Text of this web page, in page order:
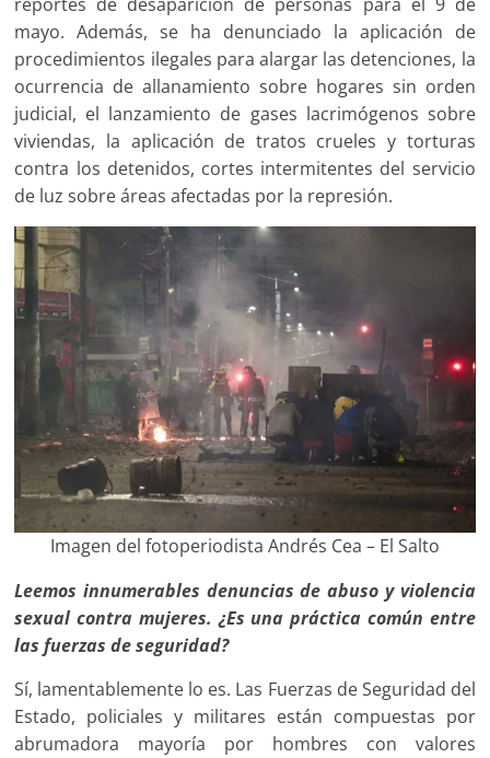
mayo. Además, se ha denunciado la aplicación de
procedimientos ilegales para alargar las detenciones, la
ocurrencia de allanamiento sobre hogares sin orden
judicial, el lanzamiento de gases lacrimógenos sobre
viviendas, la aplicación de tratos crueles y torturas
contra los detenidos, cortes intermitentes del servicio
de luz sobre áreas afectadas por la represión.
Imagen del fotoperiodista Andrés Cea – El Salto
Leemos innumerables denuncias de abuso y violencia
sexual contra mujeres. ¿Es una práctica común entre
las fuerzas de seguridad?
Sí, lamentablemente lo es. Las Fuerzas de Seguridad del
Estado, policiales y militares están compuestas por
abrumadora mayoría por hombres con valores